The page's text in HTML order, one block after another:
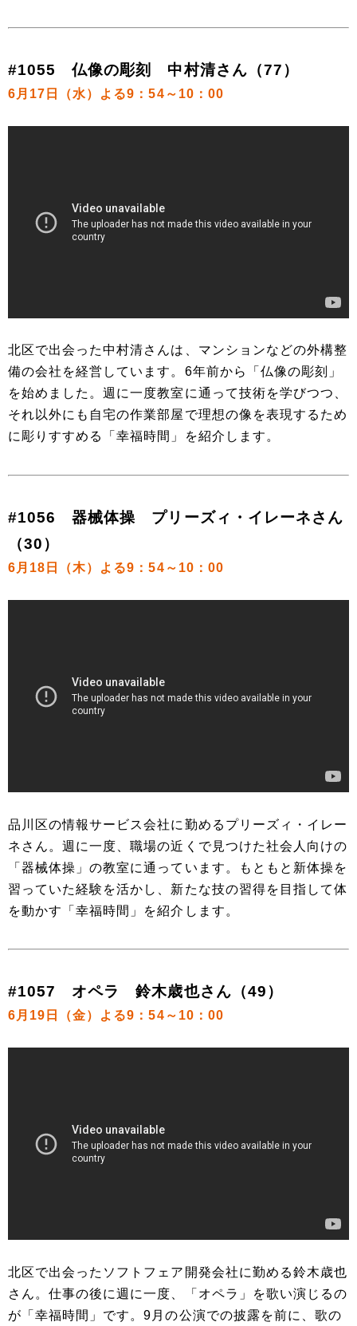
#1055 仏像の彫刻 中村清さん（77）
6月17日（水）よる9：54～10：00
北区で出会った中村清さんは、マンションなどの外構整
備の会社を経営しています。6年前から「仏像の彫刻」
を始めました。週に一度教室に通って技術を学びつつ、
それ以外にも自宅の作業部屋で理想の像を表現するため
に彫りすすめる「幸福時間」を紹介します。
#1056 器械体操 プリーズィ・イレーネさん
（30）
6月18日（木）よる9：54～10：00
品川区の情報サービス会社に勤めるプリーズィ・イレー
ネさん。週に一度、職場の近くで見つけた社会人向けの
「器械体操」の教室に通っています。もともと新体操を
習っていた経験を活かし、新たな技の習得を目指して体
を動かす「幸福時間」を紹介します。
#1057 オペラ 鈴木歳也さん（49）
6月19日（金）よる9：54～10：00
北区で出会ったソフトフェア開発会社に勤める鈴木歳也
さん。仕事の後に週に一度、「オペラ」を歌い演じるの
が「幸福時間」です。9月の公演での披露を前に、歌の